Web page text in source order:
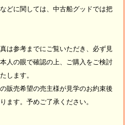
どに関しては、中古船グッドでは把
は参考までにご覧いただき、必ず見
人の眼で確認の上、ご購入をご検討
します。
販売希望の売主様が見学のお約束後
ます。予めご了承ください。